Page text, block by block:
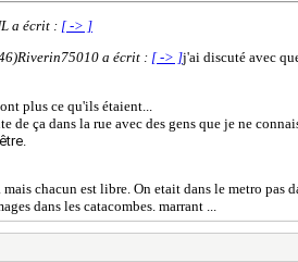
a écrit : [ -> ]
Riverin75010 a écrit : [ -> ]j'ai discuté avec
plus ce qu'ils étaient...
de ça dans la rue avec des gens que je ne
chacun est libre. On etait dans le metro
dans les catacombes. marrant ...